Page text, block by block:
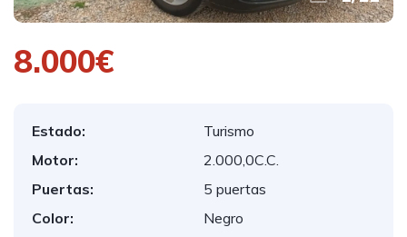
8.000€
Estado:
Turismo
Motor:
2.000,0C.C.
Puertas:
5 puertas
Color:
Negro